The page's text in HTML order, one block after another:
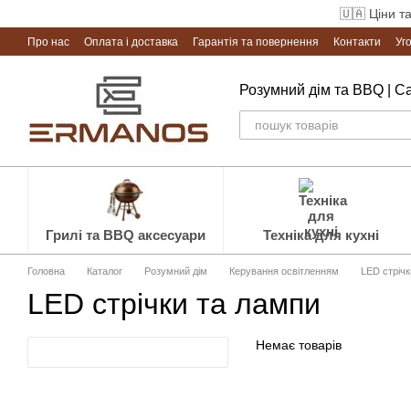
🇺🇦 Ціни та
Про нас Оплата і доставка Гарантія та повернення Контакти
Розумний дім та BBQ |
Грилі та BBQ аксесуари Техніка для кухні
Головна Каталог Розумний дім Керування освітленням LED
LED стрічки та лампи
Немає товарів